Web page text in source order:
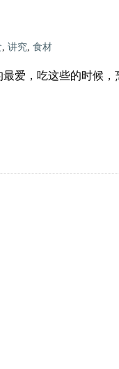
, 讲究, 食材
爱，吃这些的时候，